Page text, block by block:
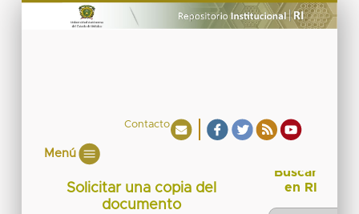
Contacto
Menú
Solicitar una copia del
documento
Buscar
en RI